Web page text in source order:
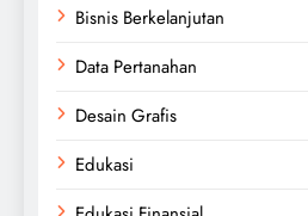
Bisnis Berkelanjutan
Data Pertanahan
Desain Grafis
Edukasi